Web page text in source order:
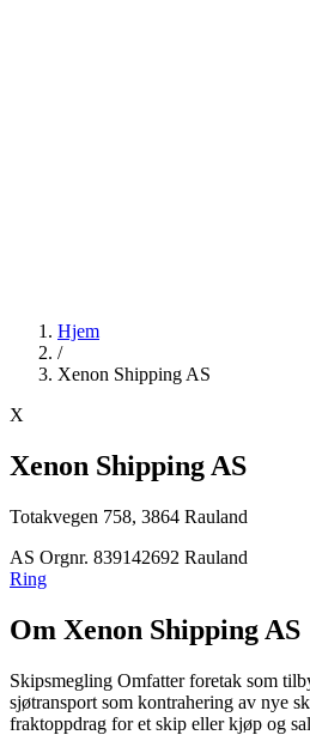
Hjem
/
Xenon Shipping AS
X
Xenon Shipping AS
Totakvegen 758, 3864 Rauland
AS Orgnr. 839142692 Rauland
Ring
Om Xenon Shipping AS
Skipsmegling Omfatter foretak som
sjøtransport som kontrahering av nye
fraktoppdrag for et skip eller kjøp og